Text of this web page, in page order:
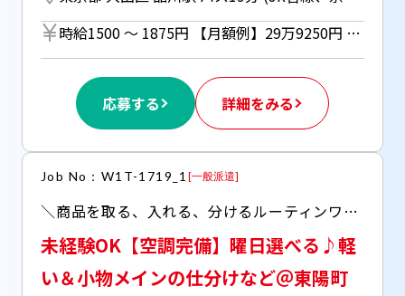
時給1500 〜 1875円 【月額例】29万9250円 (割増時給1875円×実働6h)+(時給1500円×実働2h)×21日 ※月額例は一例であり、保証するものではありません。 ◎22時～翌5時の間は深夜割増（時給1875円）となります。 ■日払いOK（所定労働時間の80％迄） ■給与は月1回の銀行振込となりますが、「JOBPAY（ジョブペイ）」の利用で就業当日に給料相当額の一部をセブン銀行や三菱UFJ銀行、コンビニ等のATMから受け取る事が可能です！※受取タイミングは自由だから週1回や月2回などの使い方もOK！ ◎『JOBPAY』はマイページにてカード発行手続き完了後より利用可能です♪ ⇒詳しくはお仕事紹介時に担当者までご相談ください
応募する 詳細をみる
Job No：W1T-1719_1 [一般派遣]
＼商品を取る、入れる、分けるルーティンワーク♪／ ・駅チカ徒歩5分！毎日の通勤もラクラク♪ ・ピンチな時に助かる【日払いOK】
未経験OK【空調完備】曜日選べる♪軽
い＆小物メインの仕分けなど＠東陽町